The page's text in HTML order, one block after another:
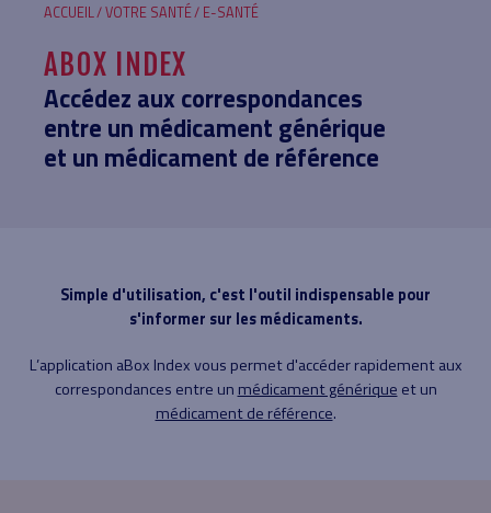
FIL
ACCUEIL VOTRE SANTÉ E-SANTÉ
ABOX INDEX
Accédez aux correspondances
entre un médicament générique
et un médicament de référence
Simple d'utilisation, c'est l'outil indispensable pour
s'informer sur les médicaments.
L’application aBox Index vous permet d'accéder rapidement aux
correspondances entre unmédicament génériqueet un
médicament de référence.